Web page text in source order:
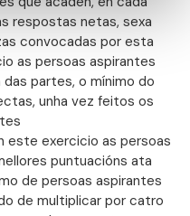
respostas netas, sexa
convocadas por esta
as persoas aspirantes
partes, o mínimo do
unha vez feitos os
este exercicio as persoas
puntuacións ata
de persoas aspirantes
de multiplicar por catro